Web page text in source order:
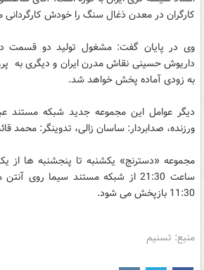
کارگران در معدن ذغال سنگ را خودش کارگردانی
وی در پایان گفت: مشغول تولید دو قسمت
داریوش حسینی نقاش مدرن ایران و دیگری به
به زودی آماده پخش خواهد شد.
دیگر عوامل این مجموعه جدید شبکه مستند
ورزنده، صدابردار: ساسان زالی، تدوینگر: محمد
ساعت 21:30 از شبکه مستند سیما روی
11:30 بازپخش می شود.
منبع: تسنیم